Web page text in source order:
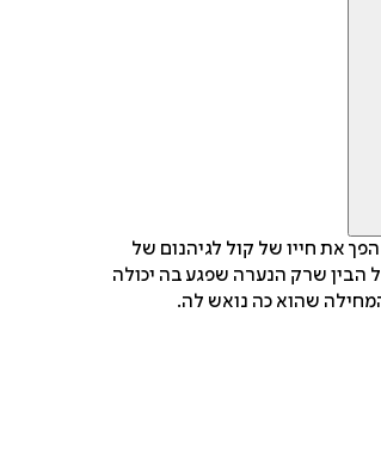
את חייו של קול לגיהנום של
שרק הנערה שפגע בה יכולה
שהוא כה נואש לה.